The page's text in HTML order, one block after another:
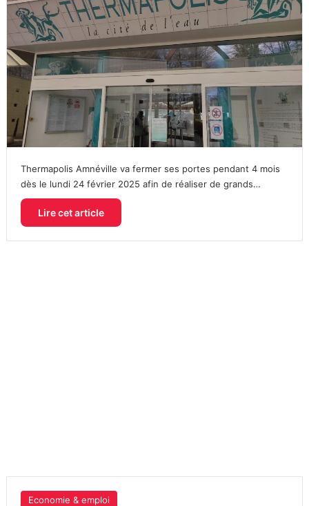
Thermapolis Amnéville va fermer ses portes pendant 4 mois
dès le lundi 24 février 2025 afin de réaliser de grands…
Lire cet article
Economie & emploi